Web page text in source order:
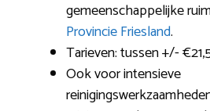
gemeenschappelijke
Provincie Friesland.
Tarieven: tussen +/-
Ook voor intensieve